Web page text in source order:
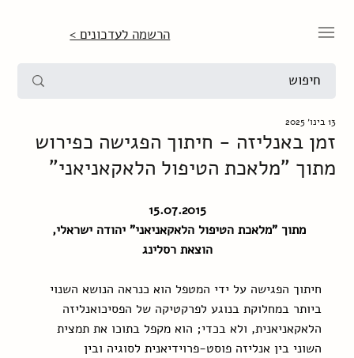
הרשמה לעדכונים >
זמן באנליזה - חיתוך הפגישה כפירוש
מתוך "מלאכת הטיפול הלאקאניאני"
13 בינו׳ 2025
15.07.2015
מתוך "מלאכת הטיפול הלאקאניאני" יהודה ישראלי,
הוצאת רסלינג
חיתוך הפגישה על ידי המטפל הוא כנראה הנושא השנוי
ביותר במחלוקת בנוגע לפרקטיקה של הפסיכואנליזה
הלאקאניאנית, ולא בכדי; הוא מקפל בתוכו את תמצית
השוני בין אנליזה פוסט-פרוידיאנית לסוגיה ובין